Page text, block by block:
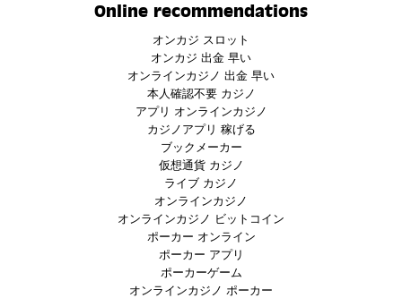
Online recommendations
オンカジ スロット
オンカジ 出金 早い
オンラインカジノ 出金 早い
本人確認不要 カジノ
アプリ オンラインカジノ
カジノアプリ 稼げる
ブックメーカー
仮想通貨 カジノ
ライブ カジノ
オンラインカジノ
オンラインカジノ ビットコイン
ポーカー オンライン
ポーカー アプリ
ポーカーゲーム
オンラインカジノ ポーカー